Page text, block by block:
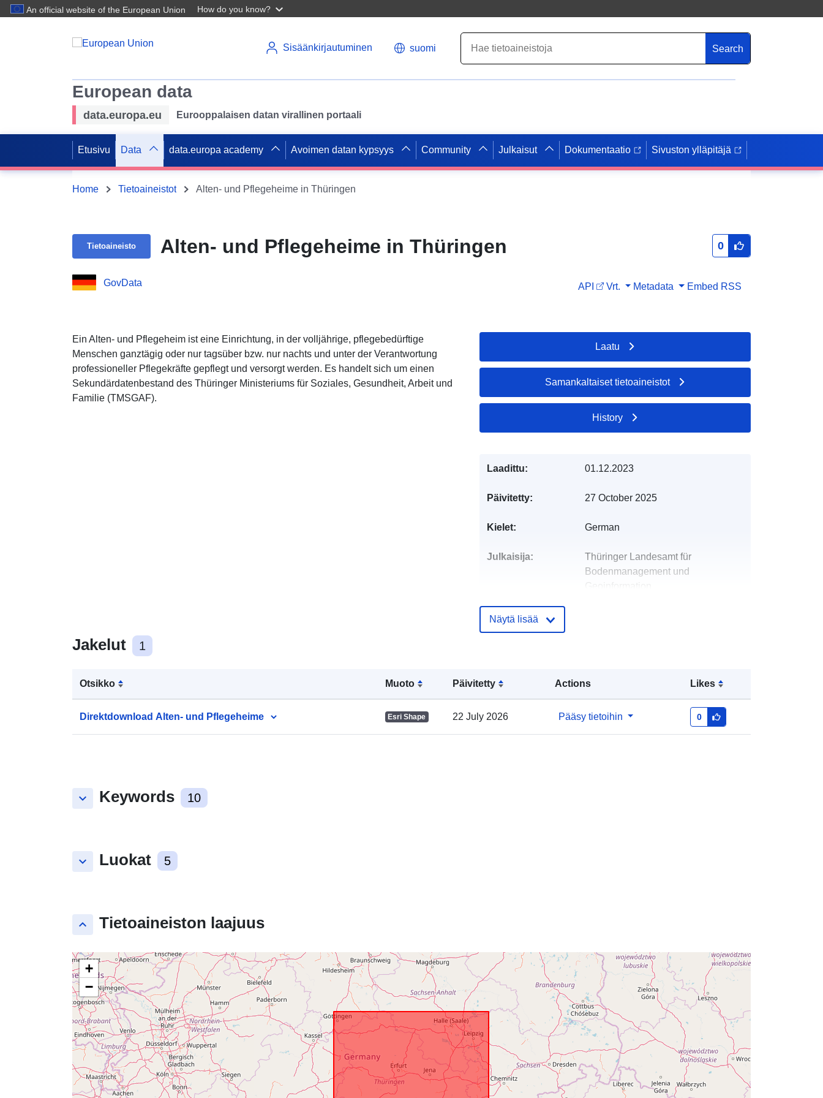
An official website of the European Union How do you know?
Sisäänkirjautuminen suomi Search
European data
data.europa.eu Eurooppalaisen datan virallinen portaali
Etusivu Data data.europa academy Avoimen datan kypsyys Community Julkaisut Dokumentaatio Sivuston ylläpitäjä
Home Tietoaineistot Alten- und Pflegeheime in Thüringen
Tietoaineisto Alten- und Pflegeheime in Thüringen 0
GovData API Vrt. Metadata Embed RSS
Ein Alten- und Pflegeheim ist eine Einrichtung, in der volljährige, pflegebedürftige
Menschen ganztägig oder nur tagsüber bzw. nur nachts und unter der Verantwortung
professioneller Pflegekräfte gepflegt und versorgt werden. Es handelt sich um einen
Sekundärdatenbestand des Thüringer Ministeriums für Soziales, Gesundheit, Arbeit und
Familie (TMSGAF).
Jakelut 1
Otsikko Muoto Päivitetty Actions Likes
Direktdownload Alten- und Pflegeheime Esri Shape 22 July 2026 Pääsy tietoihin 0
keyboard_arrow_down Keywords 10
keyboard_arrow_down Luokat 5
keyboard_arrow_up Tietoaineiston laajuus
+
−
Laatu
Samankaltaiset tietoaineistot
History
Laadittu: 01.12.2023
Päivitetty: 27 October 2025
Kielet: German
Julkaisija:
Thüringer Landesamt für
Bodenmanagement und
Geoinformation
mailto:kompetenzzentrum.gdi-
uriRef:
http://data.europa.eu/88u/dataset/e1
27d42c-3a44-40d7-9739-
9efab7ea6f5d~~1
Tyyppi:
Tietoaineistolinkki:
http://inspire.ec.europa.eu/metadata-
codelist/ResourceType/dataset
Näytä lisää